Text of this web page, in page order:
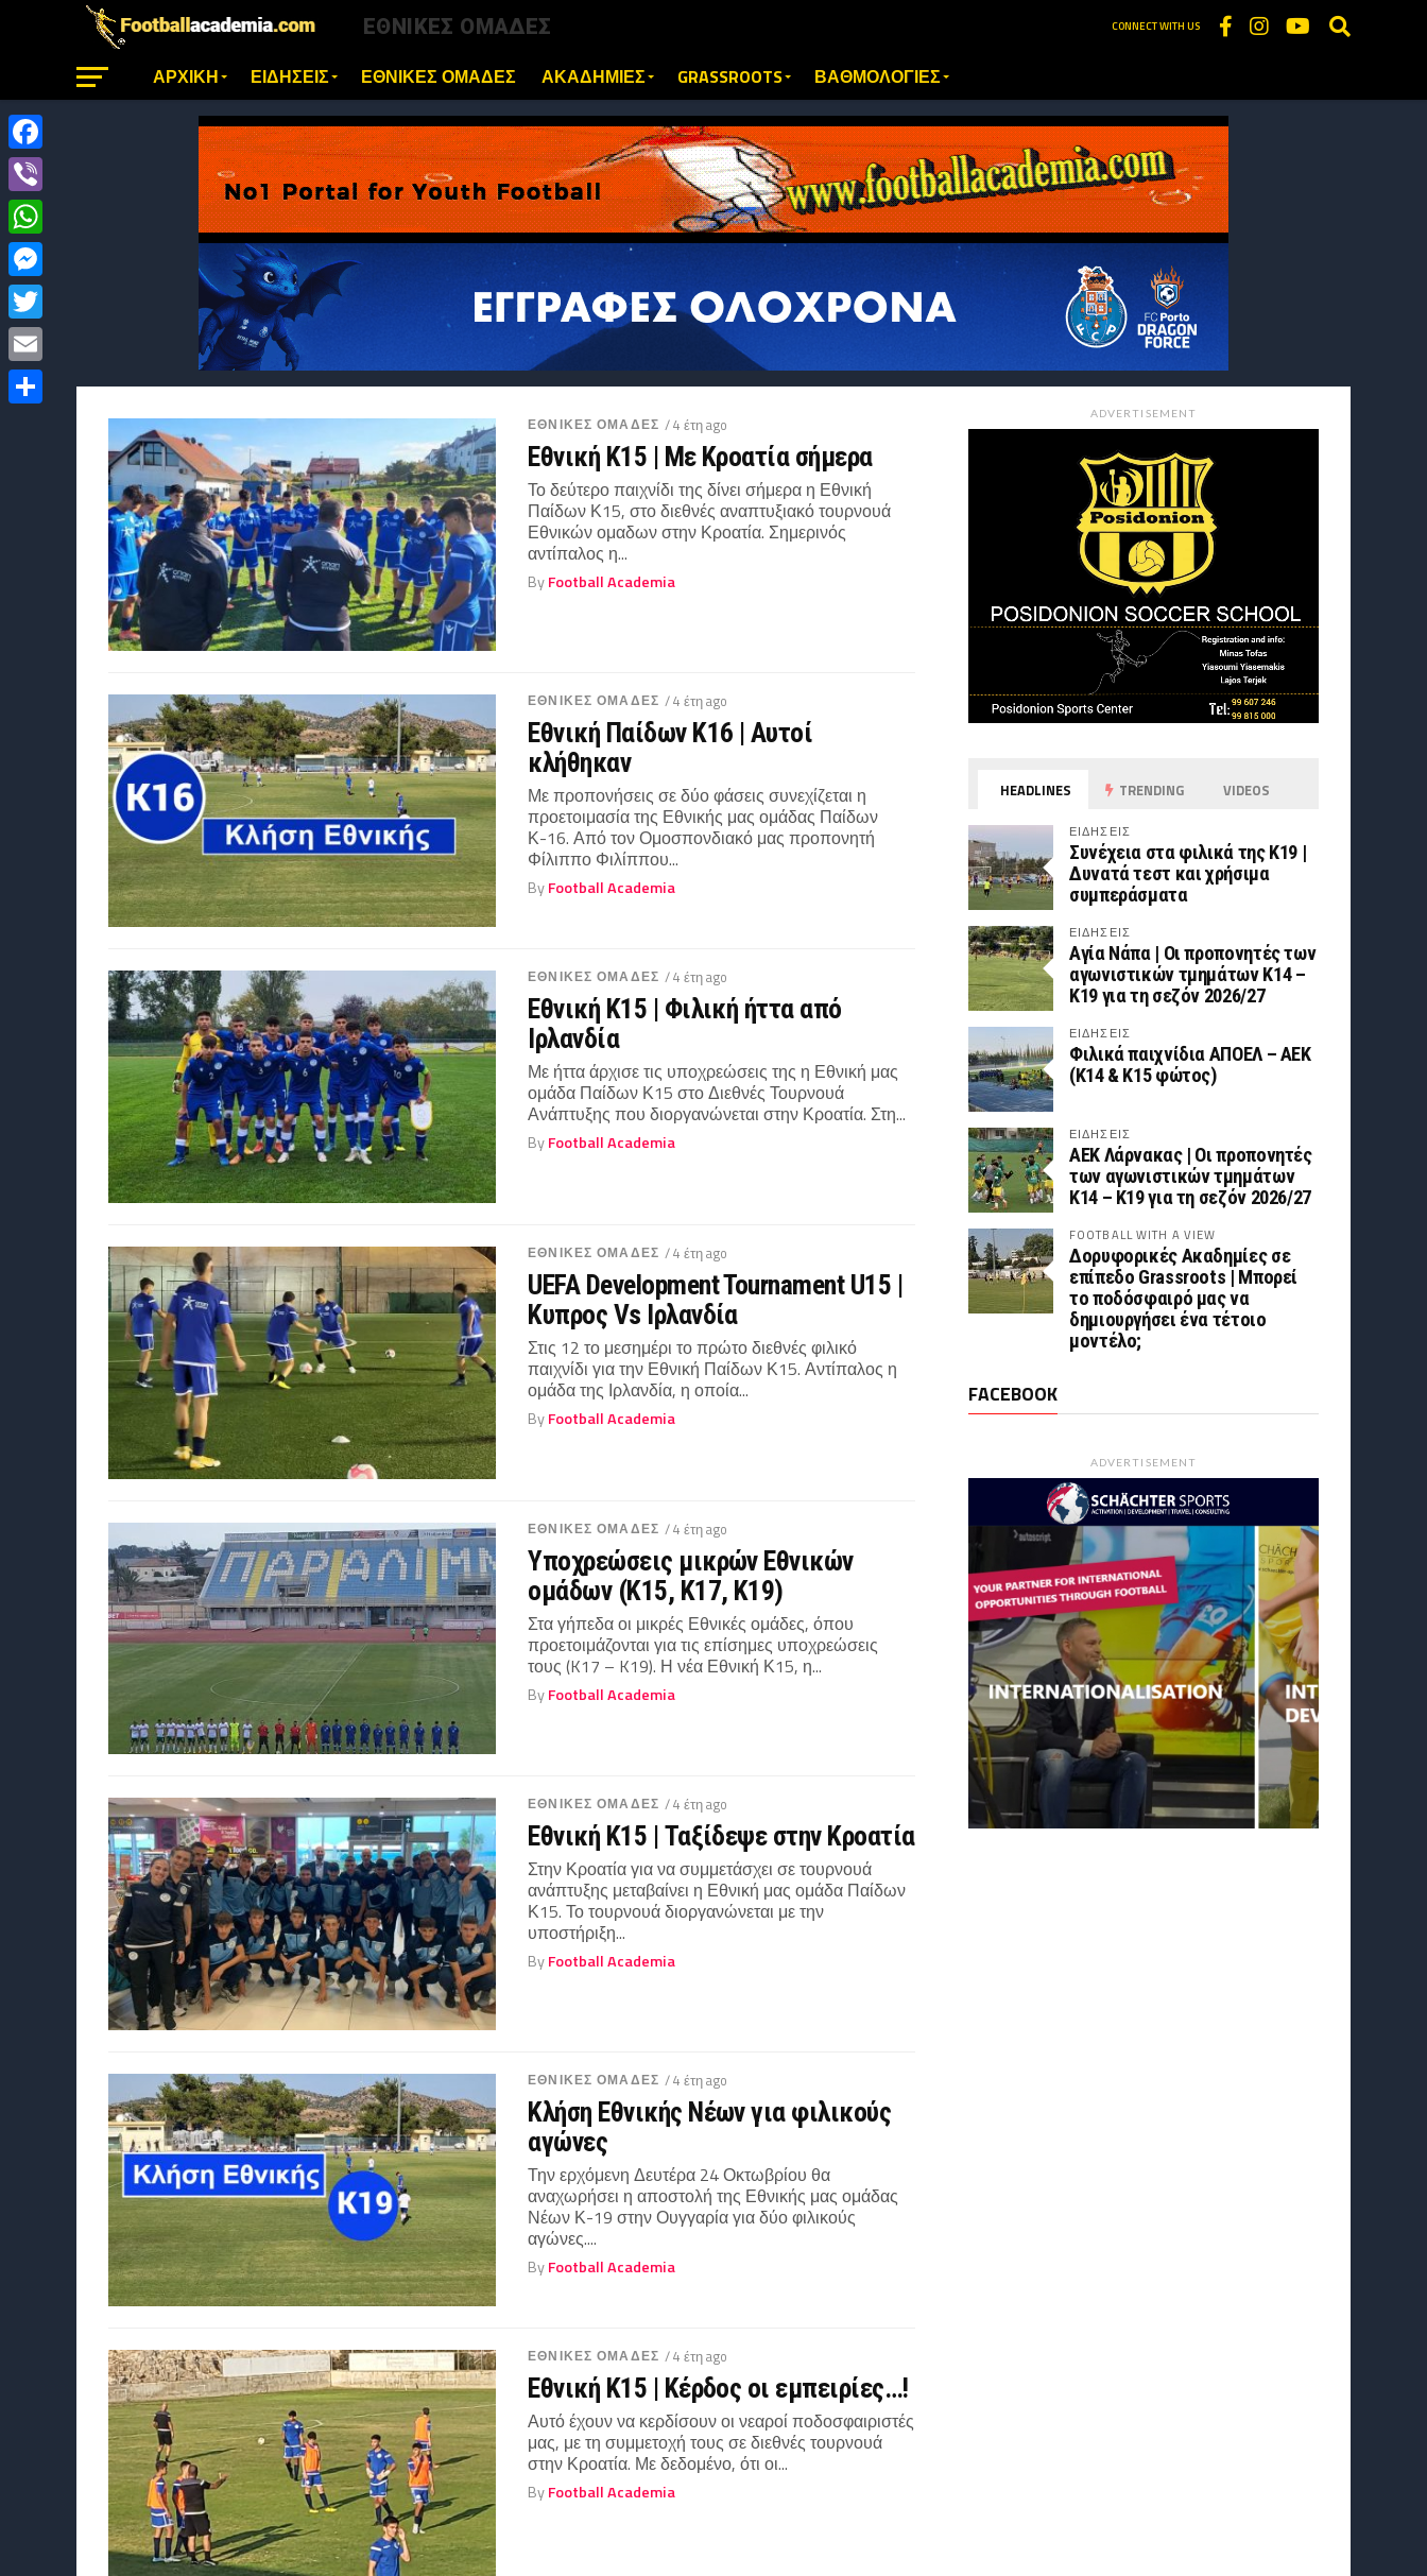
ΕΘΝΙΚΕΣ ΟΜΑΔΕΣ CONNECT WITH US
ΑΡΧΙΚΗ ΕΙΔΗΣΕΙΣ ΕΘΝΙΚΕΣ ΟΜΑΔΕΣ ΑΚΑΔΗΜΙΕΣ GRASSROOTS ΒΑΘΜΟΛΟΓΙΕΣ
ΕΘΝΙΚΕΣ ΟΜΑΔΕΣ / 4 έτη ago
Εθνική Κ15 | Με Κροατία σήμερα
Το δεύτερο παιχνίδι της δίνει σήμερα η Εθνική
Παίδων Κ15, στο διεθνές αναπτυξιακό τουρνουά
Εθνικών ομαδων στην Κροατία. Σημερινός
αντίπαλος η...
ByFootball Academia
ΕΘΝΙΚΕΣ ΟΜΑΔΕΣ / 4 έτη ago
Εθνική Παίδων Κ16 | Αυτοί
κλήθηκαν
Με προπονήσεις σε δύο φάσεις συνεχίζεται η
προετοιμασία της Εθνικής μας ομάδας Παίδων
Κ-16. Από τον Ομοσπονδιακό μας προπονητή
Φίλιππο Φιλίππου...
ByFootball Academia
ΕΘΝΙΚΕΣ ΟΜΑΔΕΣ / 4 έτη ago
Εθνική Κ15 | Φιλική ήττα από
Ιρλανδία
Με ήττα άρχισε τις υποχρεώσεις της η Εθνική μας
ομάδα Παίδων Κ15 στο Διεθνές Τουρνουά
Ανάπτυξης που διοργανώνεται στην Κροατία. Στη...
ByFootball Academia
ΕΘΝΙΚΕΣ ΟΜΑΔΕΣ / 4 έτη ago
UEFA Development Tournament U15 |
Κυπρος Vs Ιρλανδία
Στις 12 το μεσημέρι το πρώτο διεθνές φιλικό
παιχνίδι για την Εθνική Παίδων Κ15. Αντίπαλος η
ομάδα της Ιρλανδία, η οποία...
ByFootball Academia
ΕΘΝΙΚΕΣ ΟΜΑΔΕΣ / 4 έτη ago
Υποχρεώσεις μικρών Εθνικών
ομάδων (Κ15, Κ17, Κ19)
Στα γήπεδα οι μικρές Εθνικές ομάδες, όπου
προετοιμάζονται για τις επίσημες υποχρεώσεις
τους (K17 – K19). Η νέα Εθνική Κ15, η...
ByFootball Academia
ΕΘΝΙΚΕΣ ΟΜΑΔΕΣ / 4 έτη ago
Εθνική Κ15 | Ταξίδεψε στην Κροατία
Στην Κροατία για να συμμετάσχει σε τουρνουά
ανάπτυξης μεταβαίνει η Εθνική μας ομάδα Παίδων
Κ15. Το τουρνουά διοργανώνεται με την
υποστήριξη...
ByFootball Academia
ΕΘΝΙΚΕΣ ΟΜΑΔΕΣ / 4 έτη ago
Κλήση Εθνικής Νέων για φιλικούς
αγώνες
Την ερχόμενη Δευτέρα 24 Οκτωβρίου θα
αναχωρήσει η αποστολή της Εθνικής μας ομάδας
Νέων Κ-19 στην Ουγγαρία για δύο φιλικούς
αγώνες....
ByFootball Academia
ΕΘΝΙΚΕΣ ΟΜΑΔΕΣ / 4 έτη ago
Εθνική Κ15 | Κέρδος οι εμπειρίες…!
Αυτό έχουν να κερδίσουν οι νεαροί ποδοσφαιριστές
μας, με τη συμμετοχή τους σε διεθνές τουρνουά
στην Κροατία. Με δεδομένο, ότι οι...
ByFootball Academia
ADVERTISEMENT
HEADLINES TRENDING VIDEOS
ΕΙΔΗΣΕΙΣ
Συνέχεια στα φιλικά της Κ19 |
Δυνατά τεστ και χρήσιμα
συμπεράσματα
ΕΙΔΗΣΕΙΣ
Αγία Νάπα | Οι προπονητές των
αγωνιστικών τμημάτων Κ14 –
Κ19 για τη σεζόν 2026/27
ΕΙΔΗΣΕΙΣ
Φιλικά παιχνίδια ΑΠΟΕΛ – ΑΕΚ
(Κ14 & Κ15 φώτος)
ΕΙΔΗΣΕΙΣ
AEK Λάρνακας | Οι προπονητές
των αγωνιστικών τμημάτων
Κ14 – Κ19 για τη σεζόν 2026/27
FOOTBALL WITH A VIEW
Δορυφορικές Ακαδημίες σε
επίπεδο Grassroots | Μπορεί
το ποδόσφαιρό μας να
δημιουργήσει ένα τέτοιο
μοντέλο;
FACEBOOK
ADVERTISEMENT
Facebook
Viber
WhatsApp
Messenger
Twitter
Email